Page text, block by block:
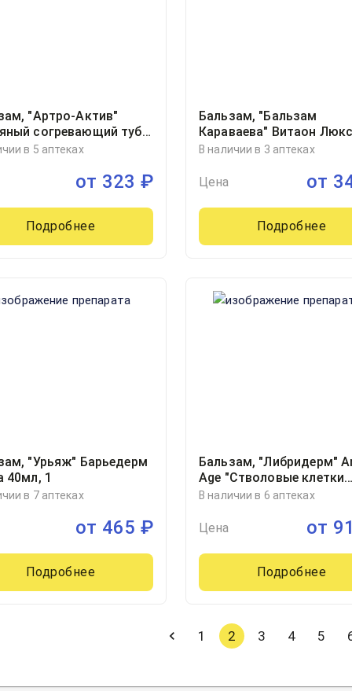
"Артро-Актив"
согревающий туба
в 5 аптеках
от 323 ₽
Подробнее
Бальзам, "Бальзам
Караваева" Витаон
ухода за кожей фл 15мл,
В наличии в 3 аптеках
Цена от
Подробнее
"Урьяж" Барьедерм
40мл, 1
в 7 аптеках
от 465 ₽
Подробнее
Бальзам, "Либридерм"
Age "Стволовые клетки
растений" от глубоких
20мл, 1
В наличии в 6 аптеках
Цена от
Подробнее
1 2 3 4 5